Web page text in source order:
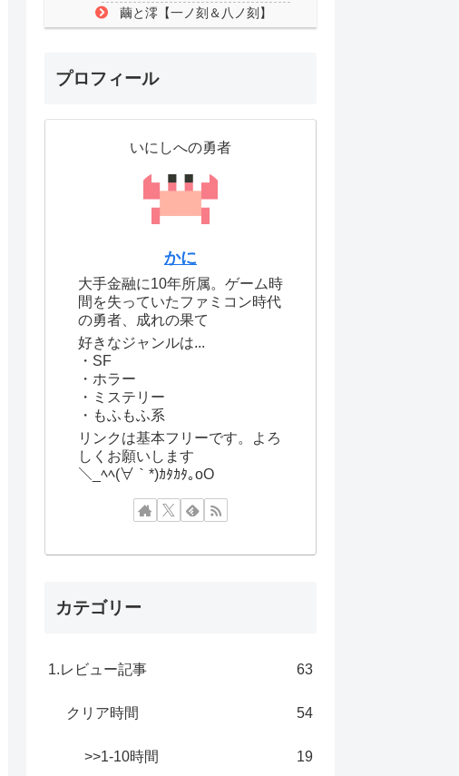
繭と澪【一ノ刻＆八ノ刻】
プロフィール
いにしへの勇者
かに
大手金融に10年所属。ゲーム時
間を失っていたファミコン時代
の勇者、成れの果て
好きなジャンルは...
・SF
・ホラー
・ミステリー
・もふもふ系
リンクは基本フリーです。よろ
しくお願いします
＼_ﾍﾍ(∀｀*)ｶﾀｶﾀ｡oO
カテゴリー
1.レビュー記事 63
クリア時間 54
>>1-10時間 19